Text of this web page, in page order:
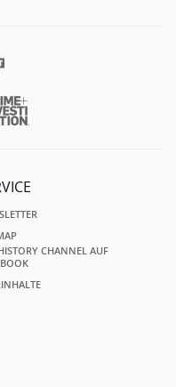
CHANNEL AUF